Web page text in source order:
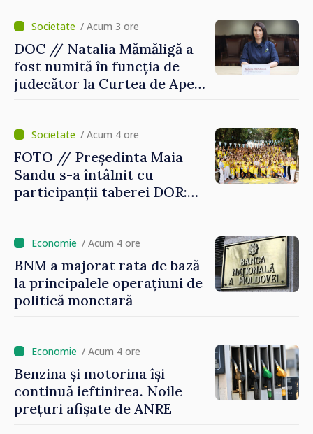
/ Acum 3 ore
DOC // Natalia Mămăligă a
fost numită în funcția de
judecător la Curtea de Apel
/ Acum 4 ore
FOTO // Președinta Maia
Sandu s-a întâlnit cu
participanții taberei DOR:
/ Acum 4 ore
BNM a majorat rata de bază
la principalele operațiuni de
politică monetară
/ Acum 4 ore
Benzina și motorina își
continuă ieftinirea. Noile
prețuri afișate de ANRE